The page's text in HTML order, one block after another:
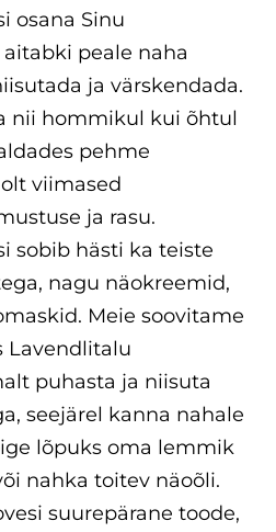
osana Sinu
peale naha
ja värskendada.
nii hommikul kui õhtul
pehme
viimased
ja rasu.
sobib hästi ka teiste
nagu näokreemid,
Meie soovitame
Lavendlitalu
puhasta ja niisuta
seejärel kanna nahale
lõpuks oma lemmik
nahka toitev näoõli.
suurepärane toode,